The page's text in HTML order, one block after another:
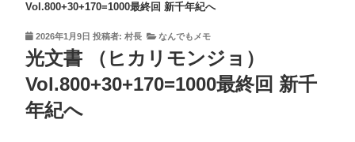
Vol.800+30+170=1000最終回 新千年紀へ
投
稿
日:
2026年1月9日 投稿者: 村長 なんでもメモ
光文書 （ヒカリモンジョ）
Vol.800+30+170=1000最終回 新千
年紀へ